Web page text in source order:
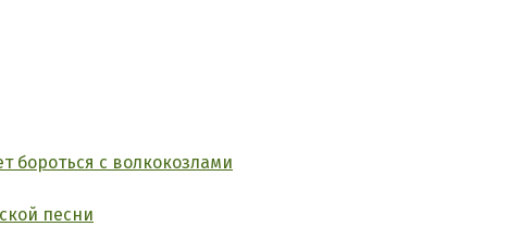
бороться с волкокозлами
песни